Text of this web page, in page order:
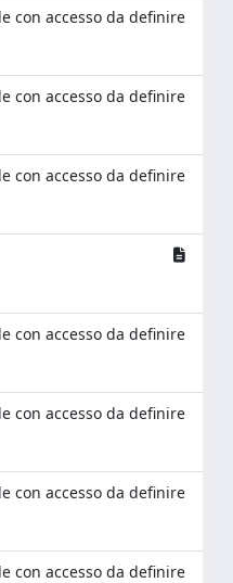
con accesso da definire
con accesso da definire
con accesso da definire
con accesso da definire
con accesso da definire
con accesso da definire
con accesso da definire